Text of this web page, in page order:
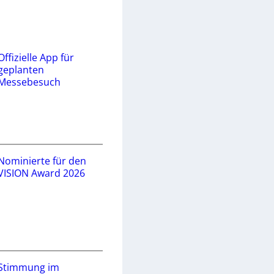
App für
für den
Award 2026
im